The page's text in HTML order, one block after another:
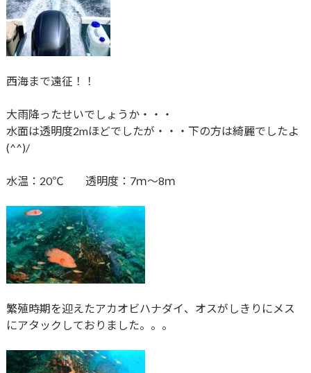
西海まで遠征！！
大雨降ったせいでしょうか・・・
水面は透明度2mほどでしたが・・・下の方は綺麗でしたよ
(^^)/
水温：20℃ 透明度：7ｍ～8ｍ
繁殖時期を迎えたアカオビハナダイ、オスがしきりにメス
にアタックしておりました。。。